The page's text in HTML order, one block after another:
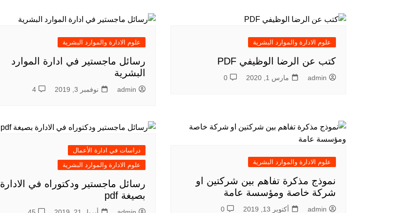
علوم الادارة والموارد البشرية
كتب عن الرضا الوظيفي PDF
admin مارس 1, 2020 0
علوم الادارة والموارد البشرية
رسائل ماجستير في ادارة الموارد
البشرية
admin نوفمبر 3, 2019 4
علوم الادارة والموارد البشرية
نموذج مذكرة تفاهم بين شركتين او
شركة خاصة ومؤسسة عامة
admin أكتوبر 13, 2019 0
دراسات في ادارة الأعمال
علوم الادارة والموارد البشرية
رسائل ماجستير ودكتوراه في الادارة
بصيغة pdf